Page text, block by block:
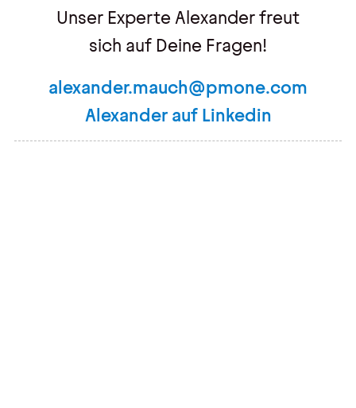
Unser Experte Alexander freut
sich auf Deine Fragen!
alexander.mauch@pmone.com
Alexander auf Linkedin